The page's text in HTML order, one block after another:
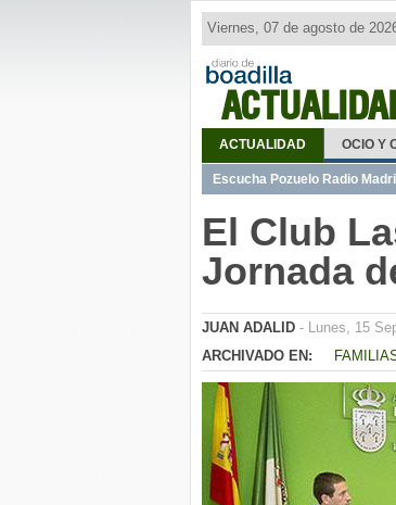
Viernes, 07 de agosto de
ACTUALIDAD OCIO Y
Escucha Pozuelo Radio
El Club
Jornada
JUAN ADALID - Lunes, 15
ARCHIVADO EN: